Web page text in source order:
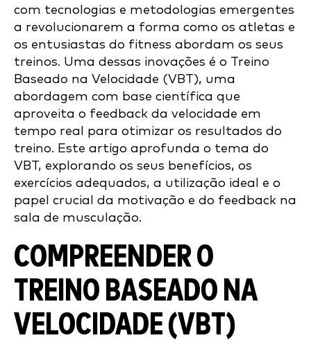
com tecnologias e metodologias emergentes
a revolucionarem a forma como os atletas e
os entusiastas do fitness abordam os seus
treinos. Uma dessas inovações é o Treino
Baseado na Velocidade (VBT), uma
abordagem com base científica que
aproveita o feedback da velocidade em
tempo real para otimizar os resultados do
treino. Este artigo aprofunda o tema do
VBT, explorando os seus benefícios, os
exercícios adequados, a utilização ideal e o
papel crucial da motivação e do feedback na
sala de musculação.
COMPREENDER O
TREINO BASEADO NA
VELOCIDADE (VBT)